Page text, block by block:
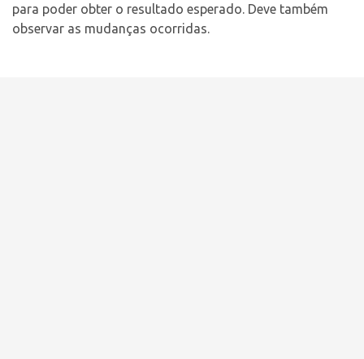
para poder obter o resultado esperado. Deve também
observar as mudanças ocorridas.